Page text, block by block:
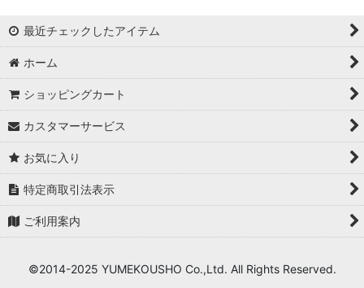
AN
みみ
華
杉山佳那惠
真優川咲
最近チェックしたアイテム
ホーム
ショッピングカート
カスタマーサービス
お気に入り
特定商取引法表示
ご利用案内
©2014-2025 YUMEKOUSHO Co.,Ltd. All Rights Reserved.